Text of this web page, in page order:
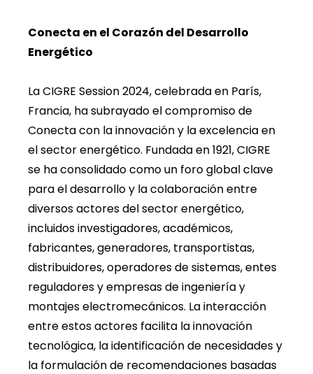
Conecta en el Corazón del Desarrollo
Energético
La CIGRE Session 2024, celebrada en París,
Francia, ha subrayado el compromiso de
Conecta con la innovación y la excelencia en
el sector energético. Fundada en 1921, CIGRE
se ha consolidado como un foro global clave
para el desarrollo y la colaboración entre
diversos actores del sector energético,
incluidos investigadores, académicos,
fabricantes, generadores, transportistas,
distribuidores, operadores de sistemas, entes
reguladores y empresas de ingeniería y
montajes electromecánicos. La interacción
entre estos actores facilita la innovación
tecnológica, la identificación de necesidades y
la formulación de recomendaciones basadas